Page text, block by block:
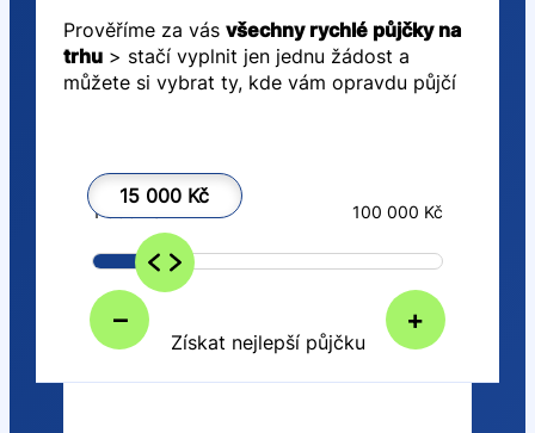
Prověříme za vás všechny rychlé půjčky na
trhu> stačí vyplnit jen jednu žádost a
můžete si vybrat ty, kde vám opravdu půjčí
15 000 Kč
– +
1 000 Kč 100 000 Kč
Získat nejlepší půjčku